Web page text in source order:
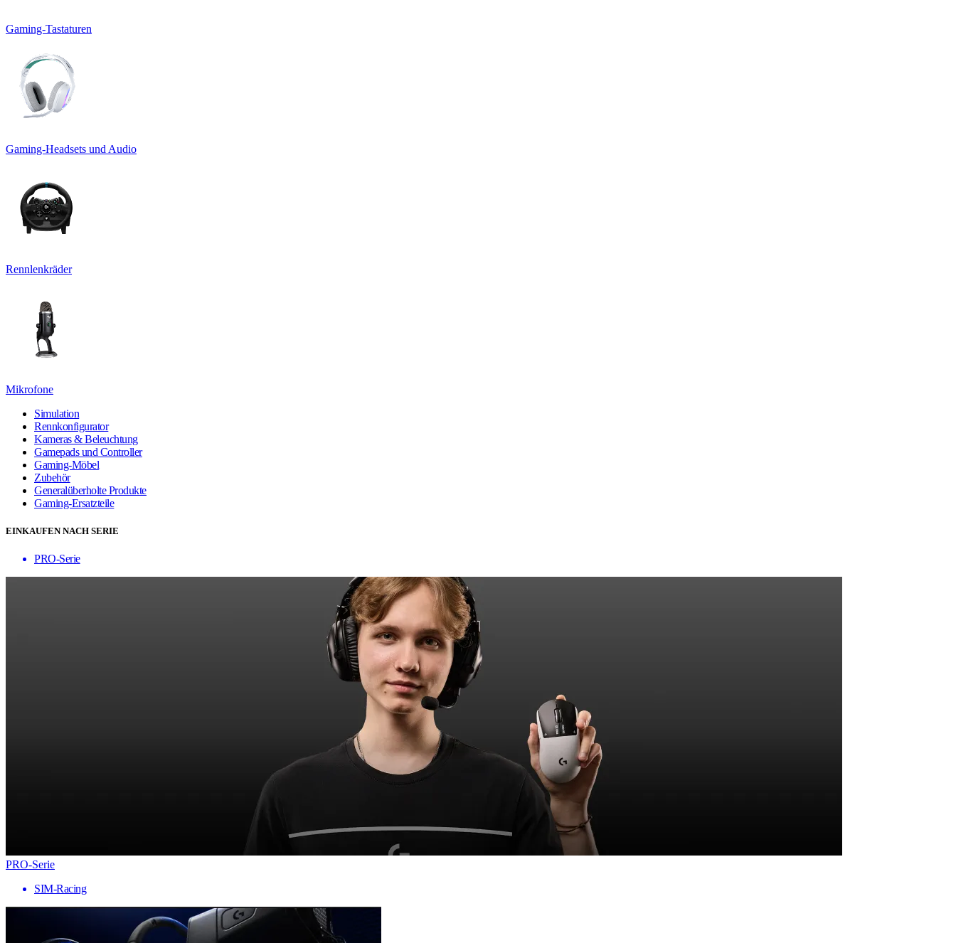
Gaming-Tastaturen
Gaming-Headsets und Audio
Rennlenkräder
Mikrofone
Simulation
Rennkonfigurator
Kameras & Beleuchtung
Gamepads und Controller
Gaming-Möbel
Zubehör
Generalüberholte Produkte
Gaming-Ersatzteile
EINKAUFEN NACH SERIE
PRO-Serie
PRO-Serie
SIM-Racing